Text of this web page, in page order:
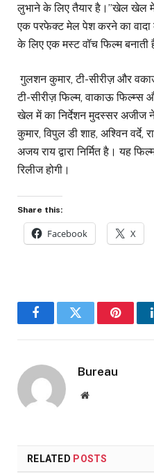
लुभाने के लिए तैयार है।”खेल खेल
एक परफेक्ट मेल पेश करने का वादा
के लिए एक मस्ट वॉच फिल्म बनाती
गुलशन कुमार, टी-सीरीज़ और
टी-सीरीज़ फिल्म, वाकाऊ
खेल में का निर्देशन मुदस्सर अजीज
कुमार, विपुल डी शाह, अश्विन
अजय राय द्वारा निर्मित है। यह
रिलीज होगी।
Share this:
Facebook X
FacebookTwitter
Bureau
Website
RELATED POSTS